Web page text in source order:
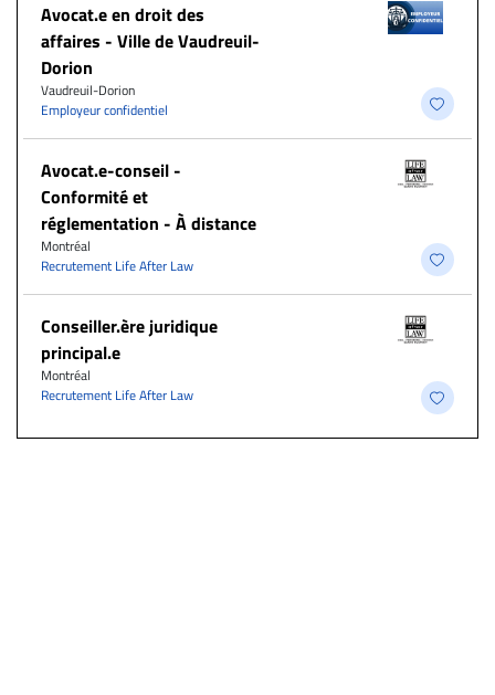
Avocat.e en droit des
affaires - Ville de Vaudreuil-
Dorion
Vaudreuil-Dorion
Employeur confidentiel
​Avocat.e-conseil -
Conformité et
réglementation - À distance
Montréal
Recrutement Life After Law
Conseiller.ère juridique
principal.e
Montréal
Recrutement Life After Law